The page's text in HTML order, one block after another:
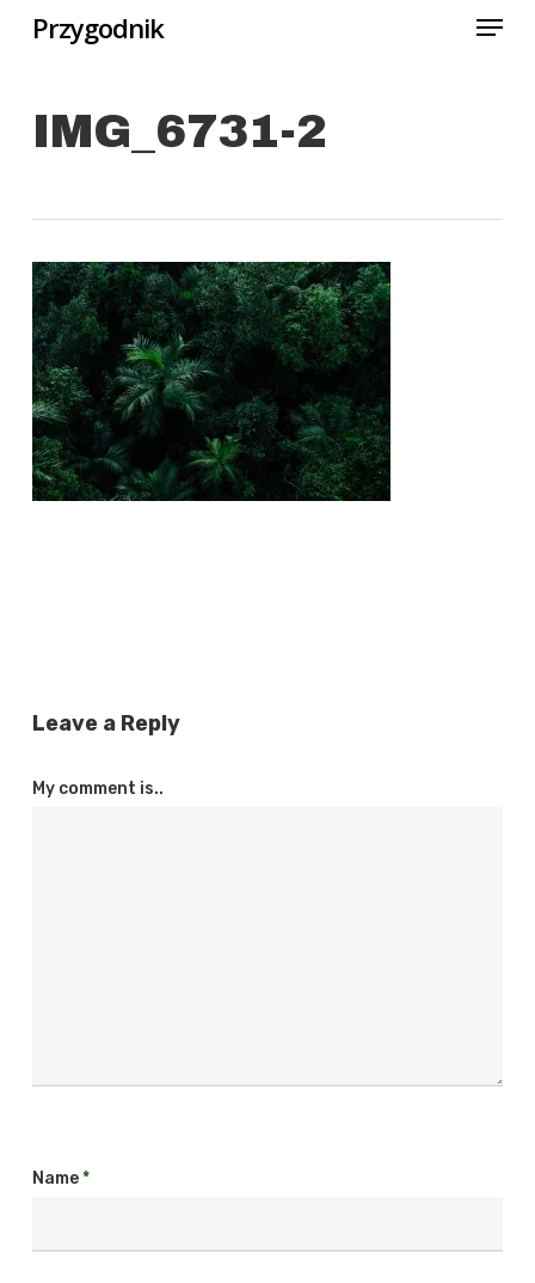
Skip
content
Przygodnik Menu
IMG_6731-2
Leave a Reply
My comment is..
Name*